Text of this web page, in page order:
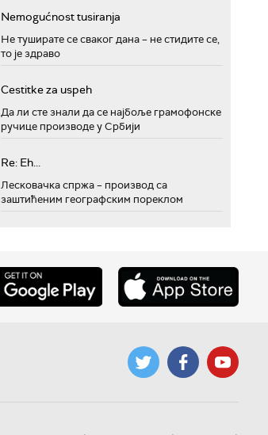
Nemogućnost tusiranja
Не туширате се сваког дана – не стидите се,
то је здраво
Cestitke za uspeh
Да ли сте знали да се најбоље грамофонске
ручице производе у Србији
Re: Eh...
Лесковачка спржа – производ са
заштићеним географским пореклом